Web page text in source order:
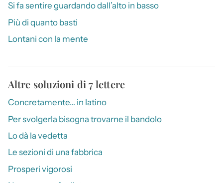
Si fa sentire guardando dall’alto in basso
Più di quanto basti
Lontani con la mente
Altre soluzioni di 7 lettere
Concretamente… in latino
Per svolgerla bisogna trovarne il bandolo
Lo dà la vedetta
Le sezioni di una fabbrica
Prosperi vigorosi